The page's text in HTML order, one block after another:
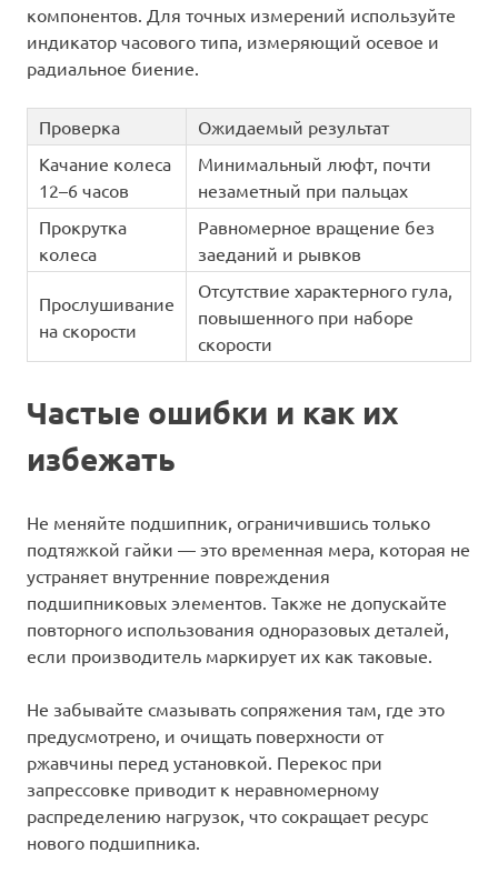
компонентов. Для точных измерений используйте
индикатор часового типа, измеряющий осевое и
радиальное биение.
Проверка
Ожидаемый результат
Качание колеса
12–6 часов
Минимальный люфт, почти
незаметный при пальцах
Прокрутка
колеса
Равномерное вращение без
заеданий и рывков
Прослушивание
на скорости
Отсутствие характерного гула,
повышенного при наборе
скорости
Частые ошибки и как их
избежать
Не меняйте подшипник, ограничившись только
подтяжкой гайки — это временная мера, которая не
устраняет внутренние повреждения
подшипниковых элементов. Также не допускайте
повторного использования одноразовых деталей,
если производитель маркирует их как таковые.
Не забывайте смазывать сопряжения там, где это
предусмотрено, и очищать поверхности от
ржавчины перед установкой. Перекос при
запрессовке приводит к неравномерному
распределению нагрузок, что сокращает ресурс
нового подшипника.